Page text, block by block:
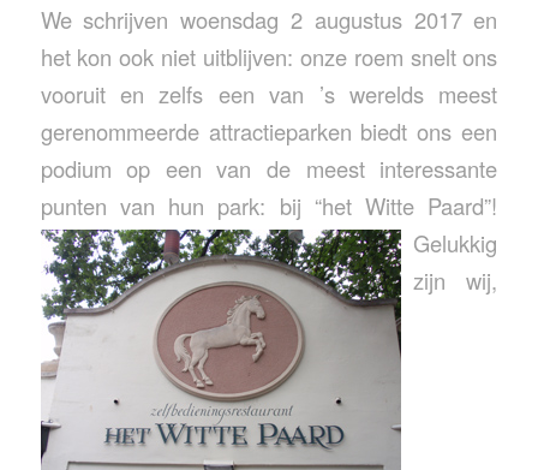
We schrijven woensdag 2 augustus 2017 en
het kon ook niet uitblijven: onze roem snelt ons
vooruit en zelfs een van ’s werelds meest
gerenommeerde attractieparken biedt ons een
podium op een van de meest interessante
punten van hun park: bij “het Witte Paard”!
Gelukkig
zijn wij,